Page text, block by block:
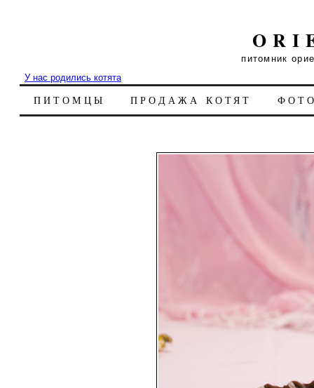
питомник
У нас родились котята
ПИТОМЦЫ ПРОДАЖА КОТЯТ